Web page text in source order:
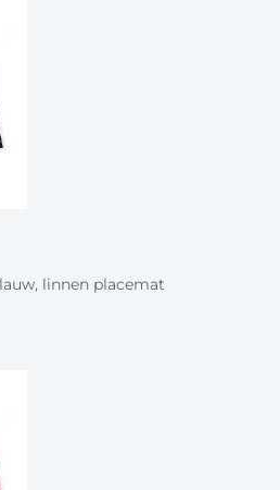
linnen placemat